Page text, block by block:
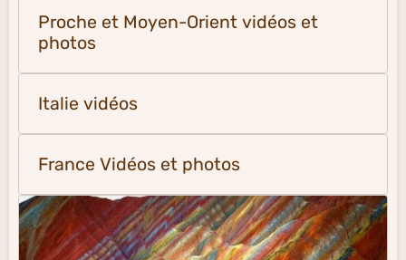
Proche et Moyen-Orient vidéos et
photos
Italie vidéos
France Vidéos et photos